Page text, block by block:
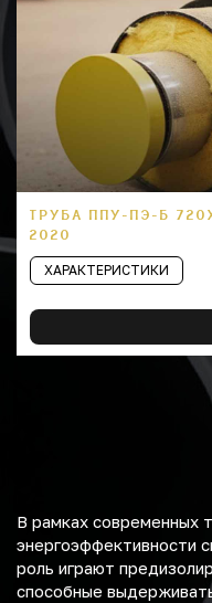
ТРУБА ППУ-ПЭ-Б
2020
ХАРАКТЕРИСТИКИ
В рамках современных
энергоэффективности
роль играют
способные